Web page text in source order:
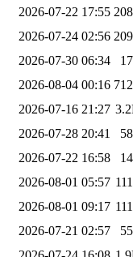
2026-07-22 17:55
2026-07-24 02:56
2026-07-30 06:34
2026-08-04 00:16
2026-07-16 21:27
2026-07-28 20:41
2026-07-22 16:58
2026-08-01 05:57
2026-08-01 09:17
2026-07-21 02:57